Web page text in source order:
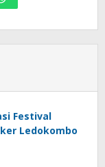
Festival
Ledokombo